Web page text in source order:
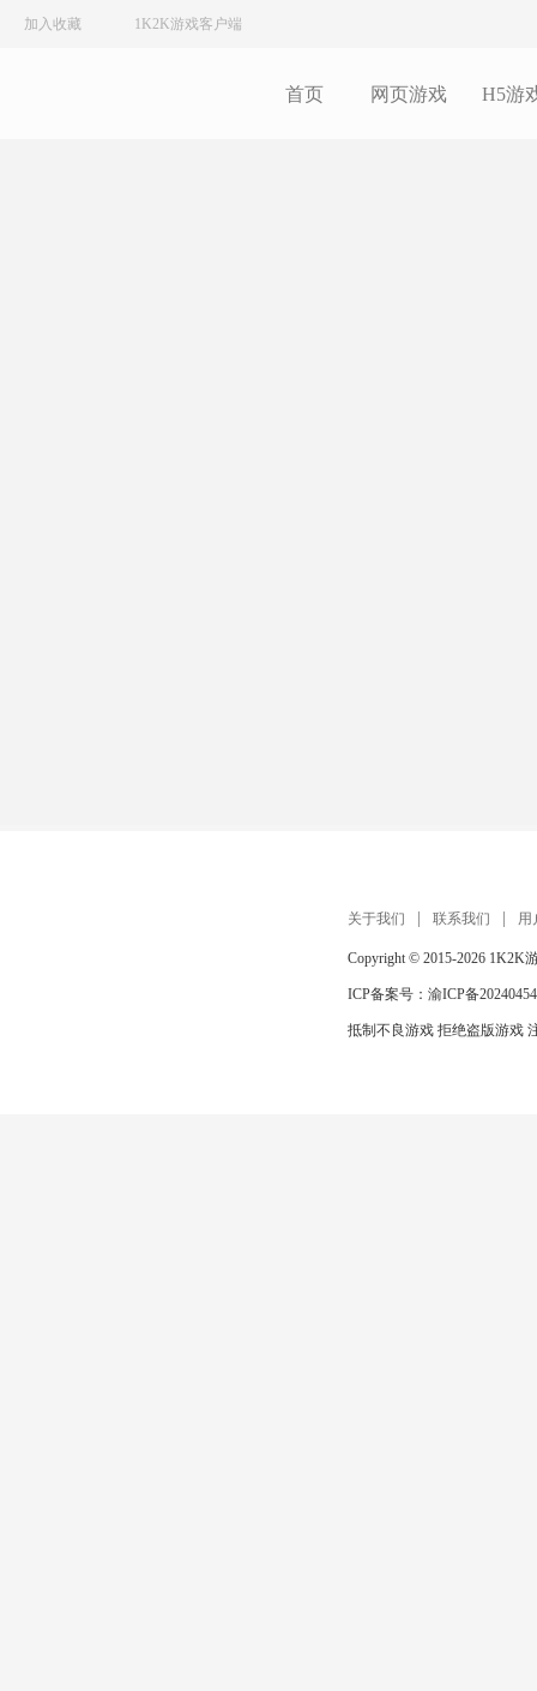
加入收藏 1K2K游戏客户端
首页 网页游戏 H5游
关于我们 联系我们 用
Copyright © 2015-2026 1K2K
ICP备案号： 渝ICP备
抵制不良游戏 拒绝盗版游戏